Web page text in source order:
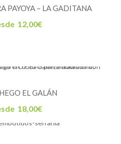
PAYOYA – LA GADITANA
12,00€
EL GALÁN
18,00€